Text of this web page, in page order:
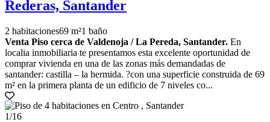
Rederas, Santander
2 habitaciones69 m²1 baño
Venta Piso cerca de Valdenoja / La Pereda, Santander. En
localia inmobiliaria te presentamos esta excelente oportunidad de
comprar vivienda en una de las zonas más demandadas de
santander: castilla – la hermida. ?con una superficie construida de 69
m² en la primera planta de un edificio de 7 niveles co...
1/16